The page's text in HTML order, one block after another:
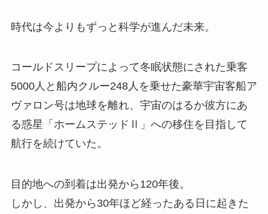
時代は今よりもずっと科学が進んだ未来。
コールドスリープによって冬眠状態にされた乗客
5000人と船内クルー248人を乗せた豪華宇宙客船ア
ヴァロン号は地球を離れ、宇宙のはるか彼方にあ
る惑星「ホームステッドⅡ」への移住を目指して
航行を続けていた。
目的地への到着は出発から120年後。
しかし、出発から30年ほど経ったある日に起きた